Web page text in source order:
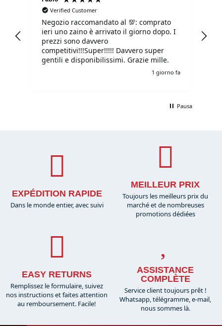
Verified Customer
Negozio raccomandato al 💯: comprato
ieri uno zaino è arrivato il giorno dopo. I
prezzi sono davvero
competitivi!!!Super!!!!! Davvero super
gentili e disponibilissimi. Grazie mille.
1 giorno fa
Pausa
EXPÉDITION RAPIDE
Dans le monde entier, avec suivi
MEILLEUR PRIX
Toujours les meilleurs prix du
marché et de nombreuses
promotions dédiées
EASY RETURNS
Remplissez le formulaire, suivez
nos instructions et faites attention
au remboursement. Facile!
ASSISTANCE
COMPLÈTE
Service client toujours prêt !
Whatsapp, télégramme, e-mail,
nous sommes là.​